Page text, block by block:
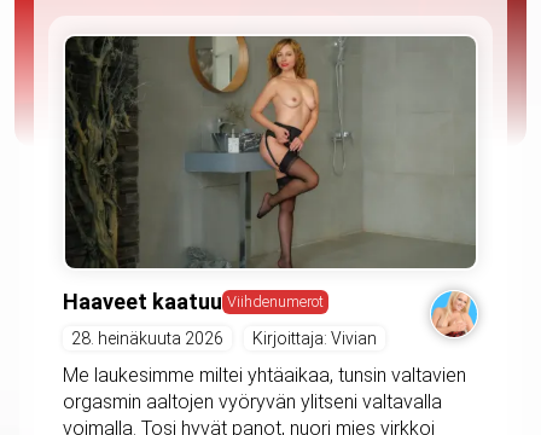
Haaveet kaatuu Viihdenumerot
28. heinäkuuta 2026 Kirjoittaja: Vivian
Me laukesimme miltei yhtäaikaa, tunsin valtavien
orgasmin aaltojen vyöryvän ylitseni valtavalla
voimalla. Tosi hyvät panot, nuori mies virkkoi